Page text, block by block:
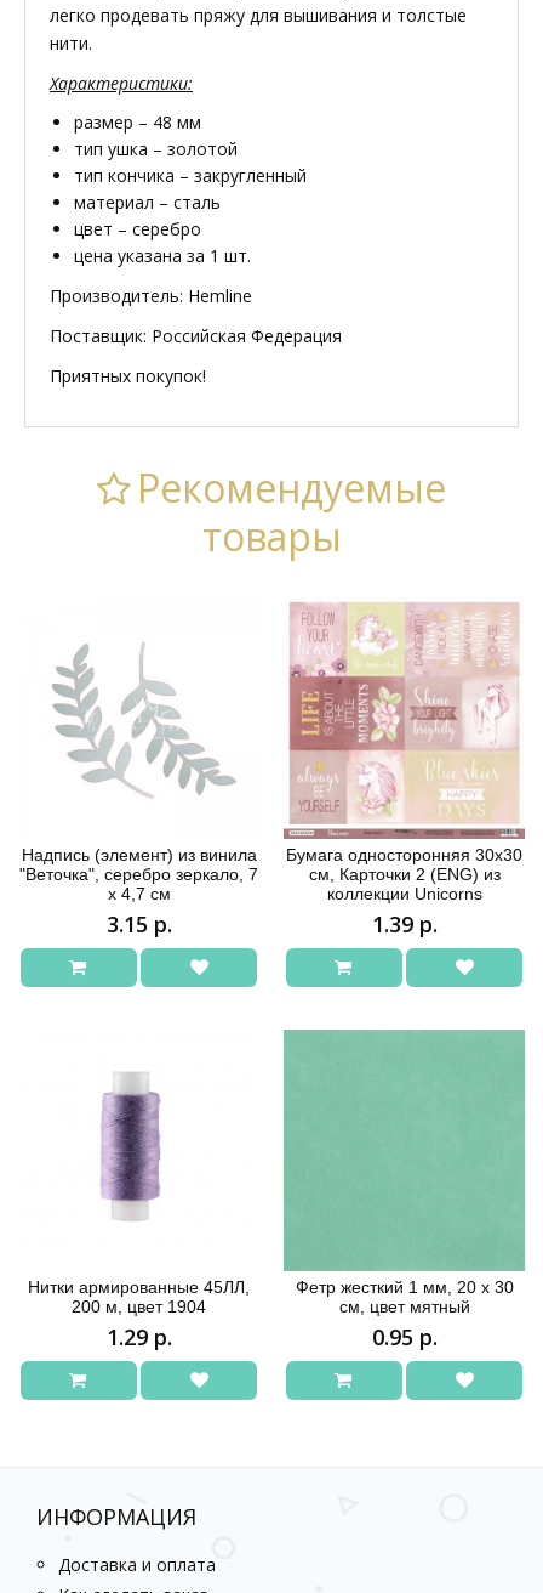
легко продевать пряжу для вышивания и толстые
нити.
Характеристики:
размер – 48 мм
тип ушка – золотой
тип кончика – закругленный
материал – сталь
цвет – серебро
цена указана за 1 шт.
Производитель: Hemline
Поставщик: Российская Федерация
Приятных покупок!
Рекомендуемые
товары
Надпись (элемент) из винила
"Веточка", серебро зеркало, 7
х 4,7 см
3.15 р.
Бумага односторонняя 30x30
см, Карточки 2 (ENG) из
коллекции Unicorns
1.39 р.
Нитки армированные 45ЛЛ,
200 м, цвет 1904
1.29 р.
Фетр жесткий 1 мм, 20 х 30
см, цвет мятный
0.95 р.
ИНФОРМАЦИЯ
Доставка и оплата